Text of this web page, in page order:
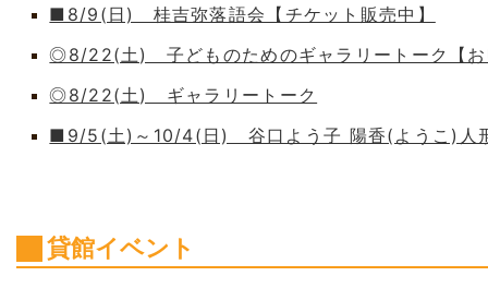
■8/9(日) 桂吉弥落語会【チケット販売中】
◎8/22(土) 子どものためのギャラリートーク【お
◎8/22(土) ギャラリートーク
■9/5(土)～10/4(日) 谷口よう子 陽香(ようこ)人
貸館イベント